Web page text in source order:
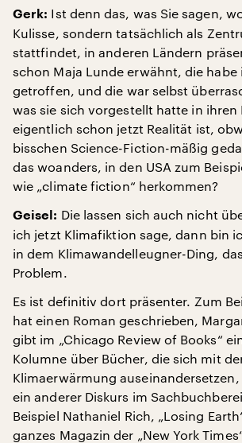
Gerk: Ist denn das, was Sie sagen,
Kulisse, sondern tatsächlich als
stattfindet, in anderen Ländern
schon Maja Lunde erwähnt, die habe
getroffen, und die war selbst
was sie sich vorgestellt hatte in ihren
eigentlich schon jetzt Realität ist,
bisschen Science-Fiction-mäßig
das woanders, in den USA zum
wie „climate fiction“ herkommen?
Geisel: Die lassen sich auch nicht
ich jetzt Klimafiktion sage, dann bin
in dem Klimawandelleugner-Ding,
Problem.
Es ist definitiv dort präsenter. Zum
hat einen Roman geschrieben,
gibt im „Chicago Review of Books“
Kolumne über Bücher, die sich mit
Klimaerwärmung
ein anderer Diskurs im
Beispiel Nathaniel Rich, „Losing
ganzes Magazin der „New York